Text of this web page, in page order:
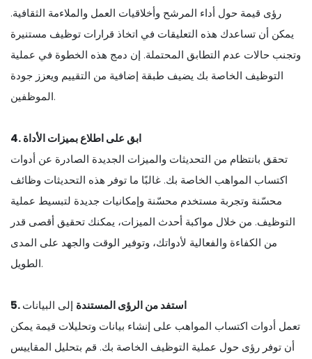
رؤى قيمة حول أداء المرشح وأخلاقيات العمل والملاءمة الثقافية.
يمكن أن تساعدك هذه التعليقات في اتخاذ قرارات توظيف مستنيرة
وتجنب حالات عدم التطابق المحتملة. إن دمج هذه الخطوة في عملية
التوظيف الخاصة بك يضيف طبقة إضافية من التقييم ويعزز جودة
الموظفين.
4. ابق على اطلاع بميزات الأداة
تحقق بانتظام من التحديثات والميزات الجديدة الصادرة عن أدوات
اكتساب المواهب الخاصة بك. غالبًا ما توفر هذه التحديثات وظائف
محسّنة وتجربة مستخدم محسّنة وإمكانيات جديدة لتبسيط عملية
التوظيف. من خلال مواكبة أحدث الميزات، يمكنك تحقيق أقصى قدر
من الكفاءة والفعالية لأدواتك، وتوفير الوقت والجهد على المدى
الطويل.
5. استفد من الرؤى المستندة إلى البيانات
تعمل أدوات اكتساب المواهب على إنشاء بيانات وتحليلات قيمة يمكن
أن توفر رؤى حول عملية التوظيف الخاصة بك. قم بتحليل المقاييس